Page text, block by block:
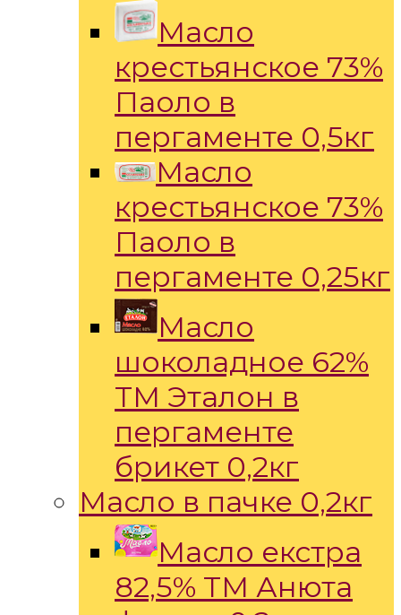
Масло
крестьянское 73%
Паоло в
пергаменте 0,5кг
Масло
крестьянское 73%
Паоло в
пергаменте 0,25кг
Масло
шоколадное 62%
ТМ Эталон в
пергаменте
брикет 0,2кг
Масло в пачке 0,2кг
Масло екстра
82,5% ТМ Анюта